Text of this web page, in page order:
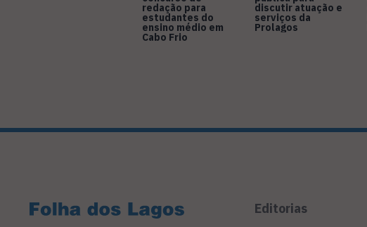
redação para
estudantes do
ensino médio em
Cabo Frio
discutir atuação e
serviços da
Prolagos
Editorias